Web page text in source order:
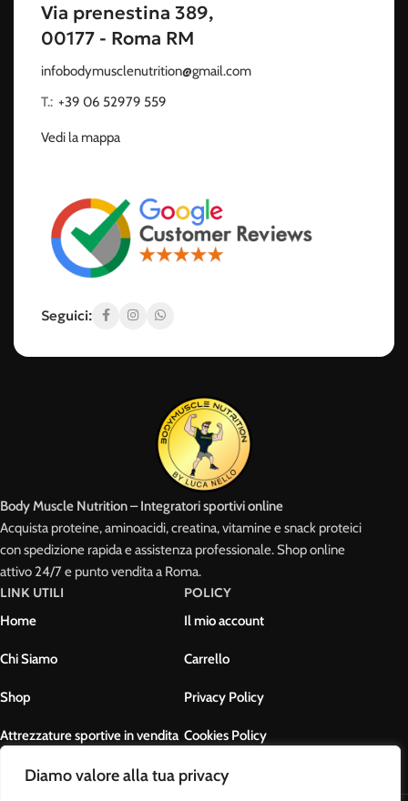
Diamo valore alla tua privacy
Via prenestina 389,
00177 - Roma RM
infobodymusclenutrition@gmail.com
T.: +39 06 52979 559
Vedi la mappa
Seguici:
Body Muscle Nutrition – Integratori sportivi online
Acquista proteine, aminoacidi, creatina, vitamine e snack proteici
con spedizione rapida e assistenza professionale. Shop online
attivo 24/7 e punto vendita a Roma.
LINK UTILI
Home
Chi Siamo
Shop
Attrezzature sportive in vendita
Contatti
POLICY
Il mio account
Carrello
Privacy Policy
Cookies Policy
Termini e condizioni